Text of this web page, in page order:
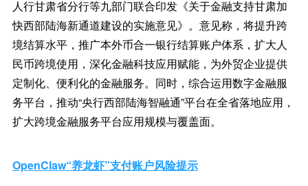
人行甘肃省分行等九部门联合印发《关于金融支持甘肃加
快西部陆海新通道建设的实施意见》。意见称，将提升跨
境结算水平，推广本外币合一银行结算账户体系，扩大人
民币跨境使用，深化金融科技应用赋能，为外贸企业提供
定制化、便利化的金融服务。同时，综合运用数字金融服
务平台，推动“央行西部陆海智融通”平台在全省落地应用，
扩大跨境金融服务平台应用规模与覆盖面。
OpenClaw“养龙虾”支付账户风险提示